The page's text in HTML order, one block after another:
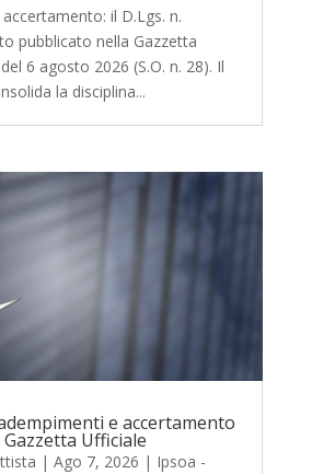
il D.Lgs. n.
pubblicato nella Gazzetta
6 agosto 2026 (S.O. n. 28). Il
la disciplina...
e accertamento
Ufficiale
| Ago 7, 2026 | Ipsoa -